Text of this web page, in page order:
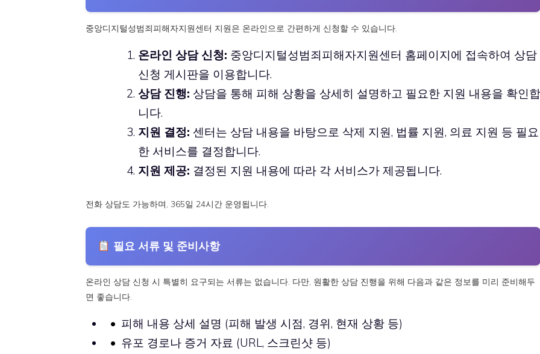
중앙디지털성범죄피해자지원센터 지원은 온라인으로 간편하게 신청할 수 있습니다.
온라인 상담 신청: 중앙디지털성범죄피해자지원센터 홈페이지에 접속하여 상담
신청 게시판을 이용합니다.
상담 진행: 상담을 통해 피해 상황을 상세히 설명하고 필요한 지원 내용을 확인합
니다.
지원 결정: 센터는 상담 내용을 바탕으로 삭제 지원, 법률 지원, 의료 지원 등 필요
한 서비스를 결정합니다.
지원 제공: 결정된 지원 내용에 따라 각 서비스가 제공됩니다.
전화 상담도 가능하며, 365일 24시간 운영됩니다.
필요 서류 및 준비사항
온라인 상담 신청 시 특별히 요구되는 서류는 없습니다. 다만, 원활한 상담 진행을 위해 다음과 같은 정보를 미리 준비해두
면 좋습니다.
피해 내용 상세 설명 (피해 발생 시점, 경위, 현재 상황 등)
유포 경로나 증거 자료 (URL, 스크린샷 등)